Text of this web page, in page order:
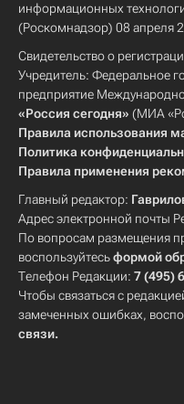
информационных
(Роскомнадзор) 08 апреля
Свидетельство о
Учредитель: Федеральное
предприятие
«Россия сегодня» (МИА
Правила использования
Политика
Правила применения
Главный редактор:
Адрес электронной почты
По вопросам размещения
воспользуйтесьформой
Телефон Редакции: 7 (495)
Чтобы связаться с
замеченных ошибках,
связи.